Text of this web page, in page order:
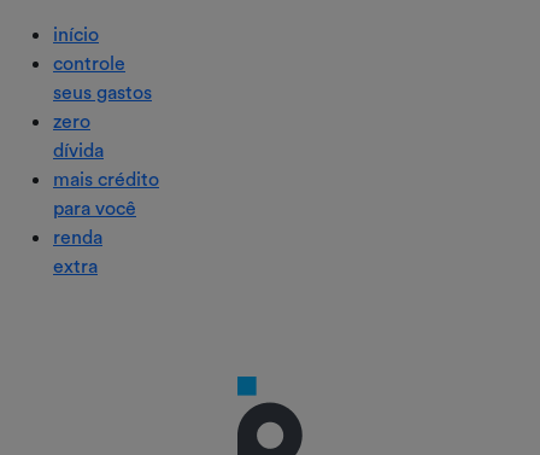
início
controle
seus gastos
zero
dívida
mais crédito
para você
renda
extra